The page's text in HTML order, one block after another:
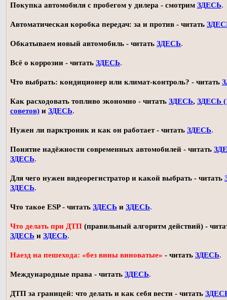
Покупка автомобиля с пробегом у дилера - смотрим ЗДЕСЬ.
Автоматическая коробка передач: за и против - читать
Обкатываем новый автомобиль - читать ЗДЕСЬ.
Всё о коррозии - читать ЗДЕСЬ.
Что выбрать: кондиционер или климат-контроль? - читать
Как расходовать топливо экономно - читать ЗДЕСЬ, ЗДЕСЬ
советов) и ЗДЕСЬ.
Нужен ли парктроник и как он работает - читать ЗДЕСЬ.
Понятие надёжности современных автомобилей - читать
ЗДЕСЬ.
Для чего нужен видеорегистратор и какой выбрать - читать
ЗДЕСЬ.
Что такое ESP - читать ЗДЕСЬ и ЗДЕСЬ.
Что делать при ДТП (правильный алгоритм действий) -
ЗДЕСЬ и ЗДЕСЬ.
Наезд на пешехода: «без вины виноватые» - читать ЗДЕСЬ.
Международные права - читать ЗДЕСЬ.
ДТП за границей: что делать и как себя вести - читать